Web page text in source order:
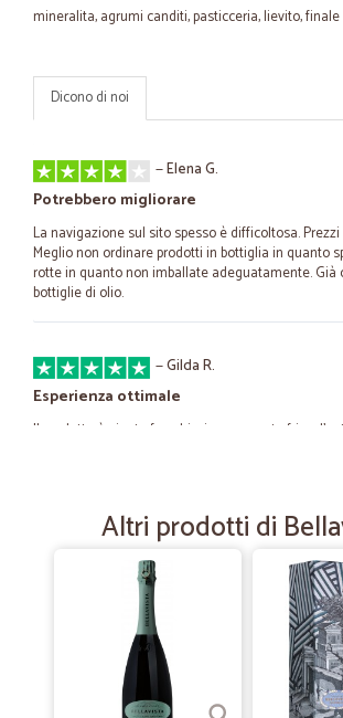
mineralita, agrumi canditi, pasticceria, lievito,
Dicono di noi
—Elena G.
Potrebbero migliorare
La navigazione sul sito spesso è difficoltosa.
Meglio non ordinare prodotti in bottiglia in quanto
rotte in quanto non imballate adeguatamente. Già
bottiglie di olio.
—Gilda R.
Esperienza ottimale
Il prodotto è giunto freschissimo con auto frigo;
— Rossana L.
Cicalia consegna rapidamente quanto…
Cicalia consegna rapidamente quanto ordinato. È
rispetta i tempi di consegna indicati. Lo consiglio a
hanno l'urgenza di aiutare famiglie che si trovano
Altri prodotti di